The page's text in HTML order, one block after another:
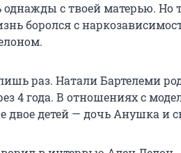
с твоей матерью. Но
боролся с
раз. Натали Бартелеми
4 года. В отношениях с
двое детей — дочь Анушка и